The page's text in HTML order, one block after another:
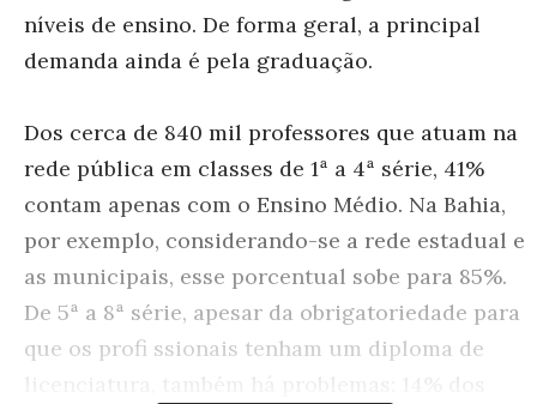
níveis de ensino. De forma geral, a principal
demanda ainda é pela graduação.
Dos cerca de 840 mil professores que atuam na
rede pública em classes de 1ª a 4ª série, 41%
contam apenas com o Ensino Médio. Na Bahia,
por exemplo, considerando-se a rede estadual e
as municipais, esse porcentual sobe para 85%.
De 5ª a 8ª série, apesar da obrigatoriedade para
que os profi ssionais tenham um diploma de